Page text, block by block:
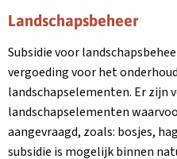
Landschapsbeheer
Subsidie voor
vergoeding voor het
landschapselementen. Er zijn
landschapselementen
aangevraagd, zoals: bosjes,
subsidie is mogelijk binnen